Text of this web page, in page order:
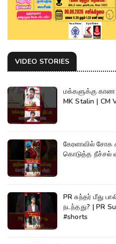
VIDEO STORIES
மக்களுக்கு காண
MK Stalin | CM
கேரளாவில் சோக
கொடுத்த நீச்சல்
PR சுந்தர் மீது
நடந்தது? | PR
#shorts